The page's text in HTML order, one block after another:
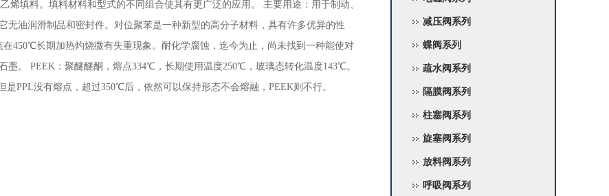
填料。填料材料和型式的不同组合使其有更广泛的应用。 主要用途：用于制动、
无油润滑制品和密封件。对位聚苯是一种新型的高分子材料，具有许多优异的性
450℃长期加热灼烧微有失重现象。耐化学腐蚀，迄今为止，尚未找到一种能使对
墨。 PEEK：聚醚醚酮，熔点334℃，长期使用温度250℃，玻璃态转化温度143℃。
PPL没有熔点，超过350℃后，依然可以保持形态不会熔融，PEEK则不行。
减压阀系列
蝶阀系列
疏水阀系列
隔膜阀系列
柱塞阀系列
旋塞阀系列
放料阀系列
呼吸阀系列